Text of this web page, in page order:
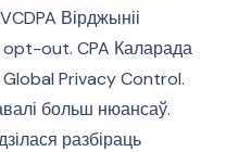
Вірджыніі
opt-out. CPA Каларада
Global Privacy Control.
больш нюансаў.
разбіраць